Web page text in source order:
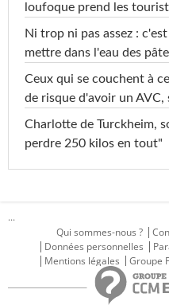
loufoque prend les
Ni trop ni pas assez :
mettre dans l'eau des
Ceux qui se couchent à
de risque d'avoir un AVC,
Charlotte de Turckheim,
perdre 250 kilos en tout"
...
Qui sommes-nous ?
Données personnelles
Mentions légales
Groupe